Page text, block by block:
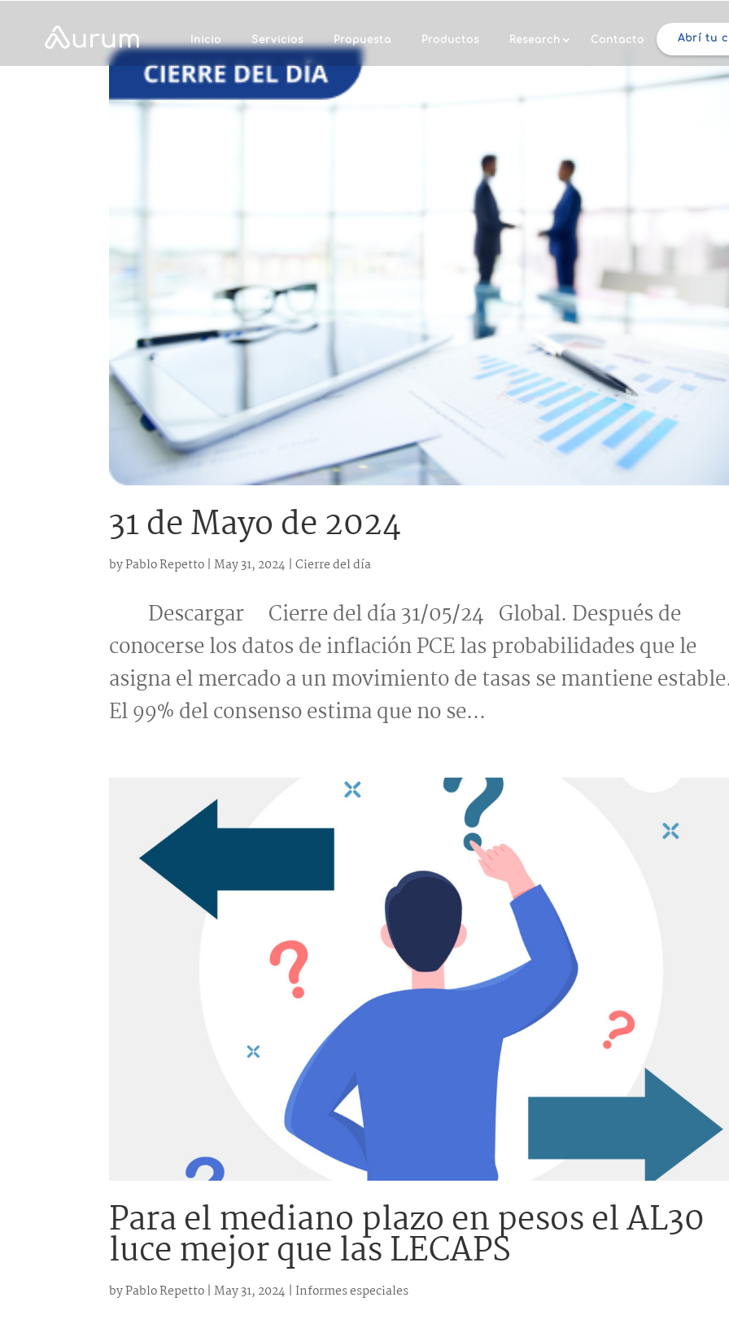
Inicio Servicios Propuesta Productos Research Contacto Abrí tu
31 de Mayo de 2024
byPablo Repetto |May 31, 2024 |Cierre del día
Descargar Cierre del día 31/05/24 Global. Después de
conocerse los datos de inflación PCE las probabilidades que le
asigna el mercado a un movimiento de tasas se mantiene
El 99% del consenso estima que no se...
Para el mediano plazo en pesos el AL30
luce mejor que las LECAPS
byPablo Repetto |May 31, 2024 | Informes especiales